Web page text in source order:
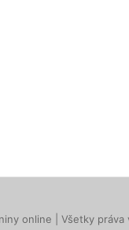
online | Všetky práva